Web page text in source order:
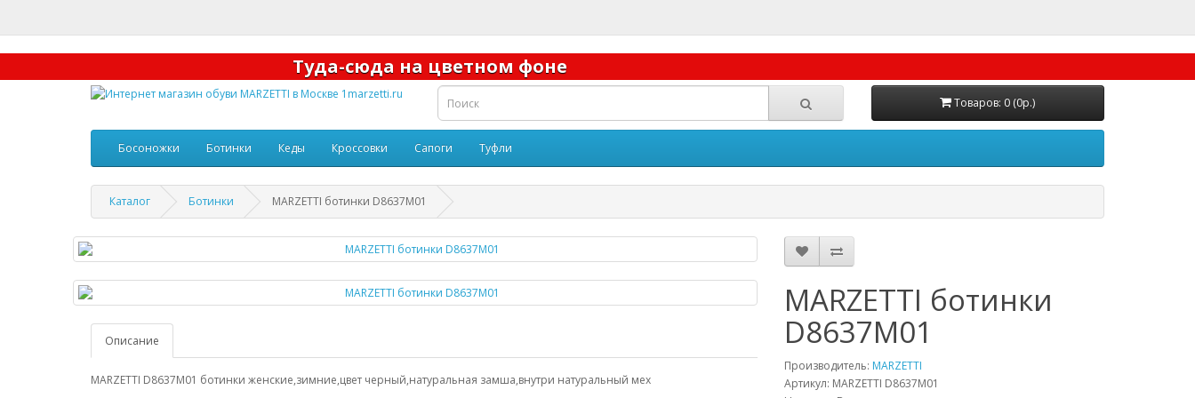
Туда-сюда на цветном фоне
Товаров: 0 (0р.)
Босоножки Ботинки Кеды Кроссовки Сапоги Туфли
Каталог Ботинки MARZETTI ботинки D8637M01
Описание
MARZETTI D8637M01 ботинки женские,зимние,цвет черный,натуральная замша,внутри натуральный мех
MARZETTI ботинки
D8637M01
Производитель: MARZETTI
Артикул: MARZETTI D8637M01